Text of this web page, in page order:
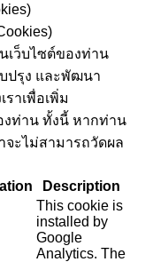
เว็บไซต์ของท่าน
บปรุง และพัฒนา
าเพื่อเพิ่ม
งท่าน ทั้งนี้ หากท่าน
จะไม่สามารถวัดผล
Description
This cookie is
installed by
Google
Analytics. The